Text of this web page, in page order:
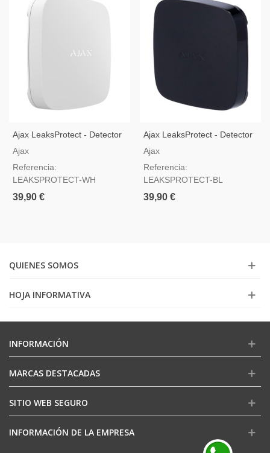
Ajax LeaksProtect - Detector
De Inundación Inalámbrico -
Ajax
Referencia:
LEAKSPROTECT-WH
39,90 €
Ajax LeaksProtect - Detector
De Inundación Inalámbrico -
Ajax
Referencia:
LEAKSPROTECT-BL
39,90 €
QUIENES SOMOS
HOJA INFORMATIVA
INFORMACIÓN
MARCAS DESTACADAS
SITIO WEB SEGURO
INFORMACIÓN DE LA EMPRESA